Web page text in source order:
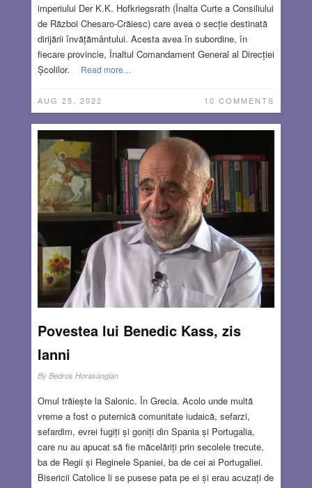
imperiului Der K.K. Hofkriegsrath (Înalta Curte a Consiliului
de Război Chesaro-Crăiesc) care avea o secție destinată
dirijării învățământului. Acesta avea în subordine, în
fiecare provincie, Înaltul Comandament General al Direcției
Școlilor.
Read more…
AUG 25, 2022 10 COMMENTS
Povestea lui Benedic Kass, zis
Ianni
By Bedros Horasangian
Omul trăiește la Salonic. În Grecia. Acolo unde multă
vreme a fost o puternică comunitate iudaică, sefarzi,
sefardim, evrei fugiți și goniți din Spania și Portugalia,
care nu au apucat să fie măcelăriți prin secolele trecute,
ba de Regii și Reginele Spaniei, ba de cei ai Portugaliei.
Bisericii Catolice li se pusese pata pe ei și erau acuzați de